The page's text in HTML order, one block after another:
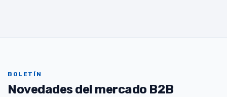
BOLETÍN
Novedades del mercado B2B